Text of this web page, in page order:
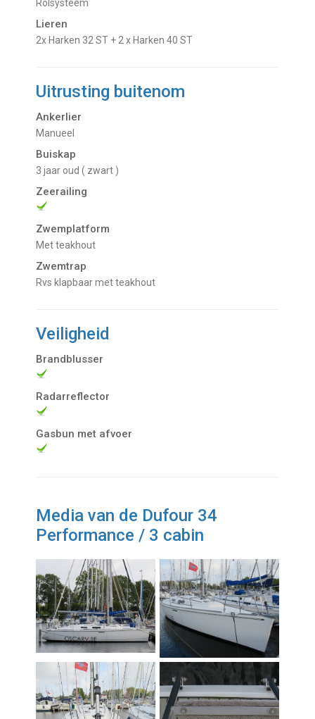
Rolsysteem
Lieren
2x Harken 32 ST + 2 x Harken 40 ST
Uitrusting buitenom
Ankerlier
manueel
Buiskap
3 jaar oud ( zwart )
Zeerailing
Zwemplatform
met teakhout
Zwemtrap
Rvs klapbaar met teakhout
Veiligheid
Brandblusser
Radarreflector
Gasbun met afvoer
Media van de Dufour 34
Performance / 3 cabin